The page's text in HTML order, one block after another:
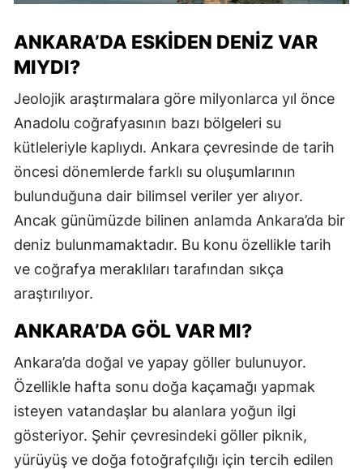
ANKARA’DA ESKIDEN DENIZ VAR
MIYDI?
Jeolojik araştırmalara göre milyonlarca yıl önce
Anadolu coğrafyasının bazı bölgeleri su
kütleleriyle kaplıydı. Ankara çevresinde de tarih
öncesi dönemlerde farklı su oluşumlarının
bulunduğuna dair bilimsel veriler yer alıyor.
Ancak günümüzde bilinen anlamda Ankara’da bir
deniz bulunmamaktadır. Bu konu özellikle tarih
ve coğrafya meraklıları tarafından sıkça
araştırılıyor.
ANKARA’DA GÖL VAR MI?
Ankara’da doğal ve yapay göller bulunuyor.
Özellikle hafta sonu doğa kaçamağı yapmak
isteyen vatandaşlar bu alanlara yoğun ilgi
gösteriyor. Şehir çevresindeki göller piknik,
yürüyüş ve doğa fotoğrafçılığı için tercih edilen